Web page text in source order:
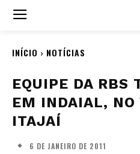
INÍCIO NOTÍCIAS
EQUIPE DA RBS
EM INDAIAL, NO
ITAJAÍ
6 DE JANEIRO DE 2011